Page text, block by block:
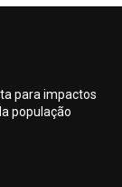
para impactos
população